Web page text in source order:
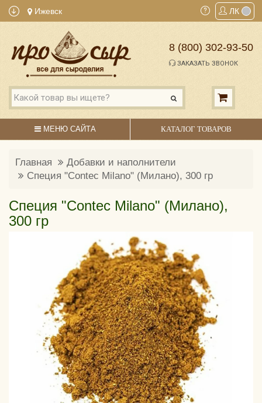
Ижевск ЛК
8 (800) 302-93-50
ЗАКАЗАТЬ ЗВОНОК
МЕНЮ САЙТА КАТАЛОГ ТОВАРОВ
Главная
Добавки и наполнители
Специя "Contec Milano" (Милано), 300 гр
Специя "Contec Milano" (Милано),
300 гр